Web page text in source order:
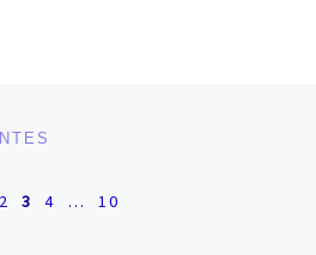
entradas
2 3 4 … 10